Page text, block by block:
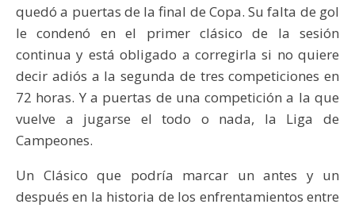
quedó a puertas de la final de Copa. Su falta de gol
le condenó en el primer clásico de la sesión
continua y está obligado a corregirla si no quiere
decir adiós a la segunda de tres competiciones en
72 horas. Y a puertas de una competición a la que
vuelve a jugarse el todo o nada, la Liga de
Campeones.
Un Clásico que podría marcar un antes y un
después en la historia de los enfrentamientos entre